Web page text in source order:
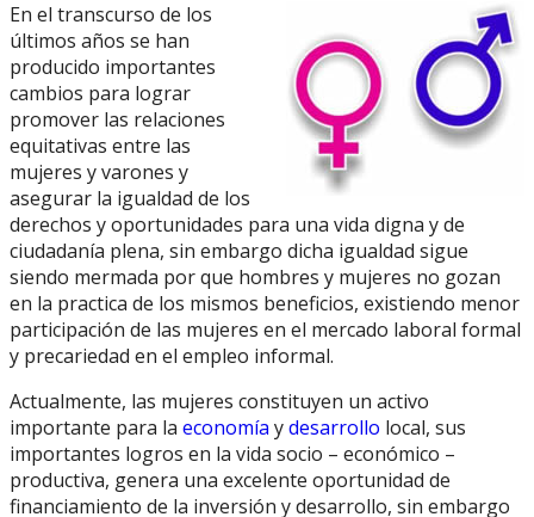
En el transcurso de los
últimos años se han
producido importantes
cambios para lograr
promover las relaciones
equitativas entre las
mujeres y varones y
asegurar la igualdad de los
derechos y oportunidades para una vida digna y de
ciudadanía plena, sin embargo dicha igualdad sigue
siendo mermada por que hombres y mujeres no gozan
en la practica de los mismos beneficios, existiendo menor
participación de las mujeres en el mercado laboral formal
y precariedad en el empleo informal.
Actualmente, las mujeres constituyen un activo
importante para la economía ydesarrollo local, sus
importantes logros en la vida socio – económico –
productiva, genera una excelente oportunidad de
financiamiento de la inversión y desarrollo, sin embargo